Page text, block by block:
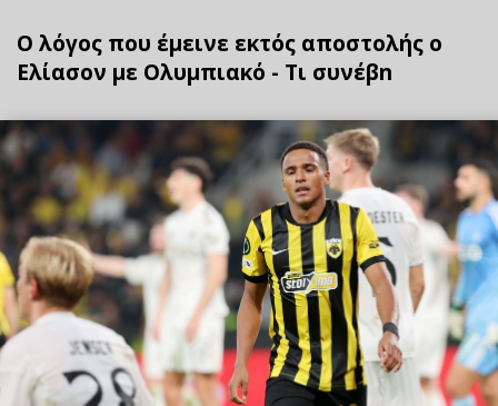
Ο λόγος που έμεινε εκτός αποστολής ο
Ελίασον με Ολυμπιακό - Τι συνέβn